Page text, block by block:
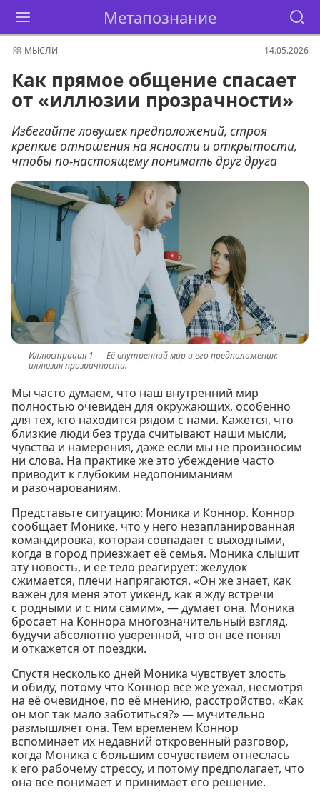
Метапознание
МЫСЛИ 14.05.2026
Как прямое общение спасает
от «иллюзии прозрачности»
Избегайте ловушек предположений, строя
крепкие отношения на ясности и открытости,
чтобы по-настоящему понимать друг друга
Её внутренний мир и его предположения:
иллюзия прозрачности.
Мы часто думаем, что наш внутренний мир
полностью очевиден для окружающих, особенно
для тех, кто находится рядом с нами. Кажется, что
близкие люди без труда считывают наши мысли,
чувства и намерения, даже если мы не произносим
ни слова. На практике же это убеждение часто
приводит к глубоким недопониманиям
и разочарованиям.
Представьте ситуацию: Моника и Коннор. Коннор
сообщает Монике, что у него незапланированная
командировка, которая совпадает с выходными,
когда в город приезжает её семья. Моника слышит
эту новость, и её тело реагирует: желудок
сжимается, плечи напрягаются. «Он же знает, как
важен для меня этот уикенд, как я жду встречи
с родными и с ним самим», — думает она. Моника
бросает на Коннора многозначительный взгляд,
будучи абсолютно уверенной, что он всё понял
и откажется от поездки.
Спустя несколько дней Моника чувствует злость
и обиду, потому что Коннор всё же уехал, несмотря
на её очевидное, по её мнению, расстройство. «Как
он мог так мало заботиться?» — мучительно
размышляет она. Тем временем Коннор
вспоминает их недавний откровенный разговор,
когда Моника с большим сочувствием отнеслась
к его рабочему стрессу, и потому предполагает, что
она всё понимает и принимает его решение.